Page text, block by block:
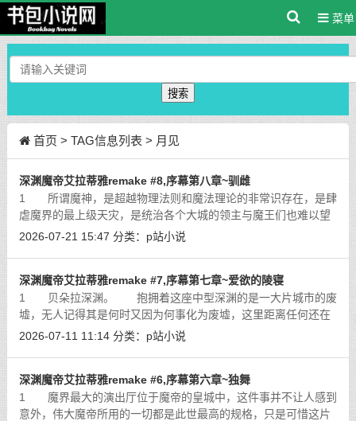
菜单
搜索
首页 > TAG信息列表 > 月见
深渊魔帝艾拉蒂雅remake #8,序幕第八章~驯雌
1 所谓魔神，是超越物理法则和魔法理论的非常识存在，是肆
虐魔界的最上级天灾，是统治各个大城的领主与魔王们也难以望
其项背的绝对的支配者。如此的存在其身体的每一部位都与凡物
2026-07-21 15:47 分类： p站小说
深渊魔帝艾拉蒂雅remake #7,序幕第七章~爱欲的陵寝
1 贝朵拉深渊。 抱拥着这座中型深渊的是一大片城市的废
墟，无人记得其是何时又因为何事化为废墟，这里距离任何还在
运转的魔界大城都有超出三千公里的距离，关于它的一切都已经
2026-07-11 11:14 分类： p站小说
深渊魔帝艾拉蒂雅remake #6,序幕第六章~独舞
1 魔界最大的演出厅位于魔帝的皇城中，这件事并不让人感到
意外，伟大魔帝所用的一切都是此世最高的规格，只是可惜这片